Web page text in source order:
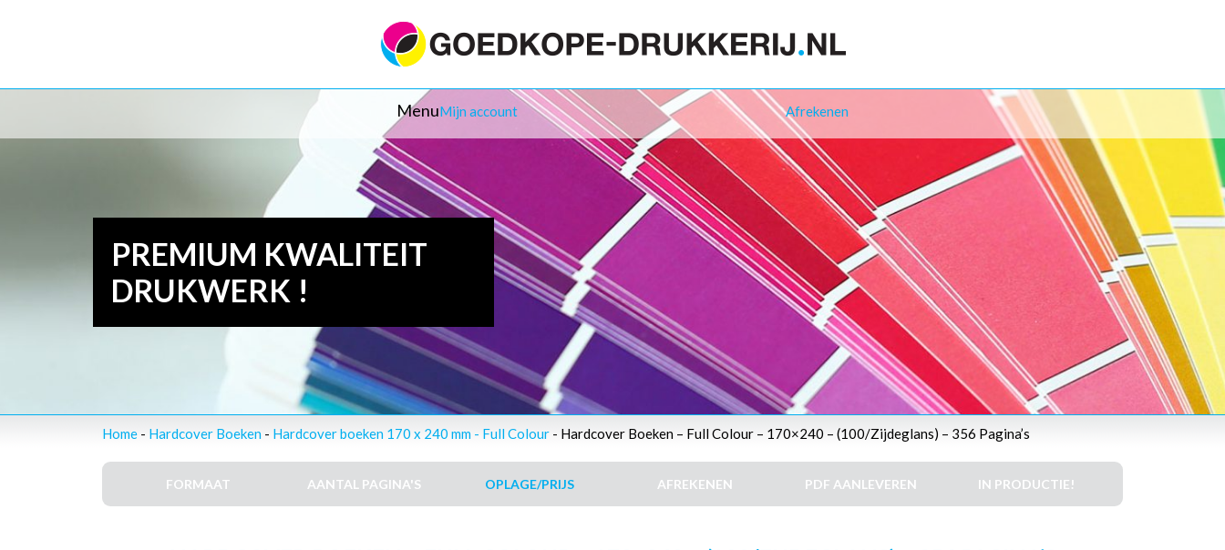
MenuMijn account Afrekenen
PREMIUM KWALITEIT
DRUKWERK !
Home - Hardcover Boeken - Hardcover boeken 170 x 240 mm - Full Colour - Hardcover Boeken – Full Colour – 170×240 – (100/Zijdeglans) – 356 Pagina’s
FORMAAT AANTAL PAGINA'S OPLAGE/PRIJS AFREKENEN PDF AANLEVEREN IN PRODUCTIE!